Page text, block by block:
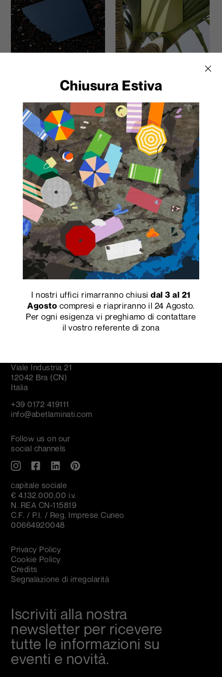
Salutiamo l’estate Viaggio a Lanzarote
Estate in Sardegna Evergreen
Viale Industria 21
12042 Bra (CN)
Italia
+39 0172 419111
info@abetlaminati.com
Follow us on our
social channels
capitale sociale
€ 4.132.000,00 i.v.
N. REA CN-115819
C.F. / P.I. / Reg. Imprese Cuneo
00664920048
Privacy Policy
Cookie Policy
Credits
Segnalazione di irregolarità
Iscriviti alla nostra
newsletter per ricevere
tutte le informazioni su
eventi e novità.
Chiusura Estiva
I nostri uffici rimarranno chiusidal 3 al 21
Agosto compresi e riapriranno il 24 Agosto.
Per ogni esigenza vi preghiamo di contattare
il vostro referente di zona